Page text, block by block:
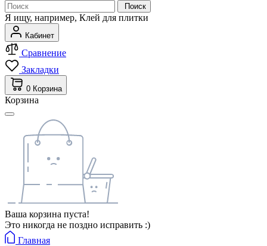
Поиск
Я ищу, например, Клей для плитки
Кабинет
Сравнение
Закладки
0 Корзина
Корзина
Ваша корзина пуста!
Это никогда не поздно исправить :)
Главная